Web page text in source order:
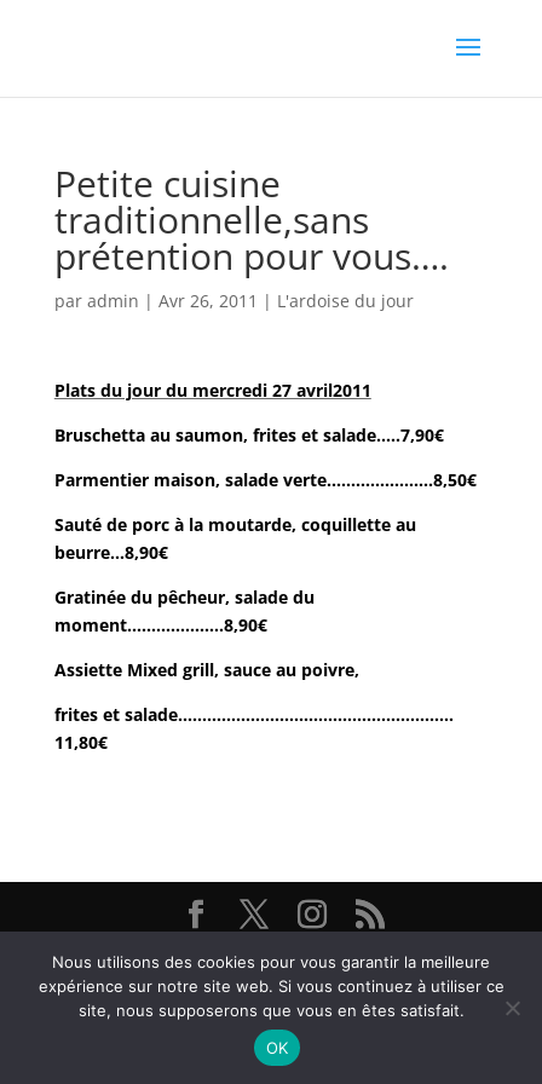
Petite cuisine
traditionnelle,sans
prétention pour vous….
par admin | Avr 26, 2011 | L'ardoise du jour
Plats du jour du mercredi 27 avril2011
Bruschetta au saumon, frites et salade…..7,90€
Parmentier maison, salade verte………………….8,50€
Sauté de porc à la moutarde, coquillette au
beurre…8,90€
Gratinée du pêcheur, salade du
moment………………..8,90€
Assiette Mixed grill, sauce au poivre,
frites et salade…………………………………………………
11,80€
Restaurant Brasserie Les Arcades, 38000 Grenoble -
@ Textes et Photos Thierry et Frédéric Bayle - 2026
Nous utilisons des cookies pour vous garantir la meilleure
expérience sur notre site web. Si vous continuez à utiliser ce
site, nous supposerons que vous en êtes satisfait.
OK